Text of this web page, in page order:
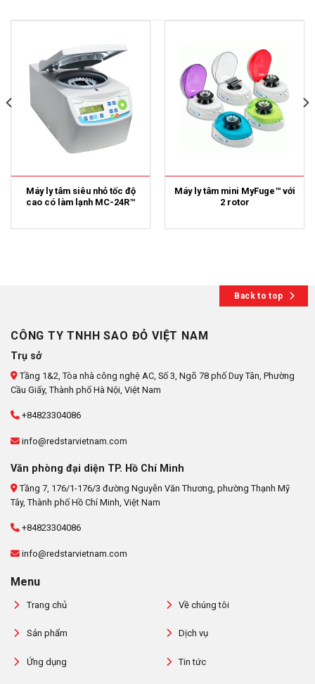
Máy ly tâm siêu nhỏ tốc độ
cao có làm lạnh MC-24R™
Máy ly tâm mini MyFuge™ với
2 rotor
Back to top
CÔNG TY TNHH SAO ĐỎ VIỆT NAM
Trụ sở
Tầng 1&2, Tòa nhà công nghệ AC, Số 3, Ngõ 78 phố Duy Tân, Phường
Cầu Giấy, Thành phố Hà Nội, Việt Nam
+84823304086
info@redstarvietnam.com
Văn phòng đại diện TP. Hồ Chí Minh
Tầng 7, 176/1-176/3 đường Nguyễn Văn Thương, phường Thạnh Mỹ
Tây, Thành phố Hồ Chí Minh, Việt Nam
+84823304086
info@redstarvietnam.com
Menu
Trang chủ Về chúng tôi
Sản phẩm Dịch vụ
Ứng dụng Tin tức